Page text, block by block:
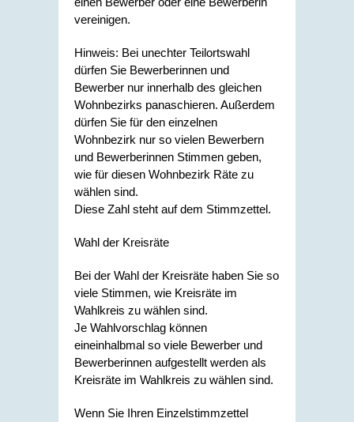
vereinigen.
Hinweis: Bei unechter Teilortswahl
dürfen Sie Bewerberinnen und
Bewerber nur innerhalb des gleichen
Wohnbezirks panaschieren. Außerdem
dürfen Sie für den einzelnen
Wohnbezirk nur so vielen Bewerbern
und Bewerberinnen Stimmen geben,
wie für diesen Wohnbezirk Räte zu
wählen sind.
Diese Zahl steht auf dem Stimmzettel.
Wahl der Kreisräte
Bei der Wahl der Kreisräte haben Sie so
viele Stimmen, wie Kreisräte im
Wahlkreis zu wählen sind.
Je Wahlvorschlag können
eineinhalbmal so viele Bewerber und
Bewerberinnen aufgestellt werden als
Kreisräte im Wahlkreis zu wählen sind.
Wenn Sie Ihren Einzelstimmzettel